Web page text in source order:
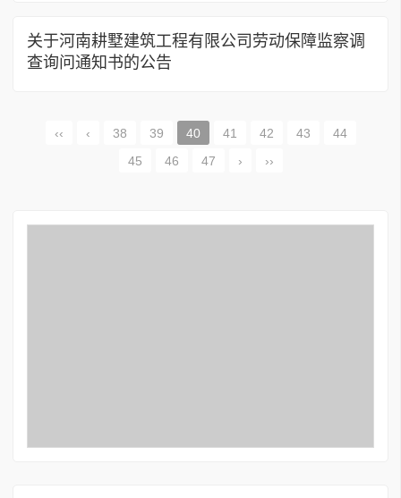
关于河南耕墅建筑工程有限公司劳动保障监察调
查询问通知书的公告
‹‹ ‹ 38 39 40 41 42 43
44
45
46 47 › ››